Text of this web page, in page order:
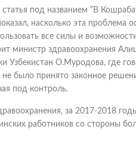
под названием “В
насколько эта
все силы и
министр здравоохранения
Узбекистан О.Муродова, где
было принято законное
под контроль.
за 2017-2018
работников со стороны